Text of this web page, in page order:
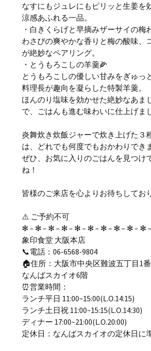
なすにもジュレにもピリッと生姜を
涼感あふれる一品。
・白きくらげと早摘みザーサイの梅
わさびの爽やかな香りと梅の酸味、
が絶妙なペアリング。
・とうもろこしの羊羹🌽
とうもろこしの優しい甘みをぎゅっ
料理長が趣向を凝らした特製羊羹。
ほんのり塩味を効かせた絶妙なあま
で、ごはんも進む味わいに仕上げま
炎舞炊き炊飯ジャーで炊き上げた３
は、どれでも何度でもおかわりでき
ぜひ、お気に入りのごはんを見つけ
ね！
皆様のご来店を心よりお待ちしてお
⚠️ ご予約不可
✻ – ✻ – ✻ – ✻ – ✻ – ✻ – ✻ – ✻ – ✻ – ✻
象印食堂 大阪本店
📞電話：06-6568-9804
🏠住所：大阪市中央区難波五丁目1
なんばスカイオ6階
⏰営業時間：
ランチ平日 11:00~15:00(L.O.14:15)
ランチ土日祝 11:00~15:15(L.O.14:30)
ディナー 17:00~21:00(L.O.20:00)
定休日：なんばスカイオの定休日に